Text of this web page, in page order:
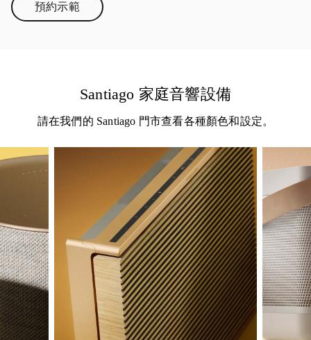
預約示範Link Opens in New Tab
Santiago 家庭音響設備
請在我們的 Santiago 門市查看各種顏色和設定。